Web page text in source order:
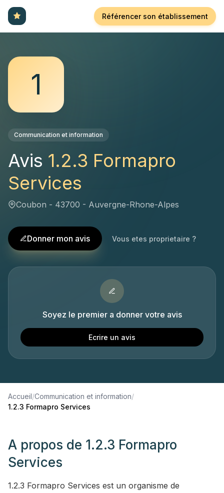
Référencer son établissement
1
Communication et information
Avis 1.2.3 Formapro
Services
Coubon - 43700 - Auvergne-Rhone-Alpes
Donner mon avis Vous etes proprietaire ?
Soyez le premier a donner votre avis
Ecrire un avis
Accueil/Communication et information/
1.2.3 Formapro Services
A propos de 1.2.3 Formapro
Services
1.2.3 Formapro Services est un organisme de